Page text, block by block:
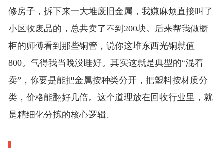
修房子，拆下来一大堆废旧金属，我嫌麻烦直接叫了
小区收废品的，总共卖了不到200块。后来帮我做橱
柜的师傅看到那些铜管，说你这堆东西光铜就值
800。气得我当晚没睡好。其实这就是典型的“混着
卖”，你要是能把金属按种类分开，把塑料按材质分
类，价格能翻好几倍。这个道理放在回收行业里，就
是精细化分拣的核心逻辑。